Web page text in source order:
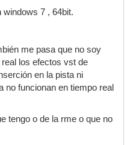
windows 7 , 64bit.
me pasa que no soy
los efectos vst de
en la pista ni
no funcionan en tiempo real
tengo o de la rme o que no